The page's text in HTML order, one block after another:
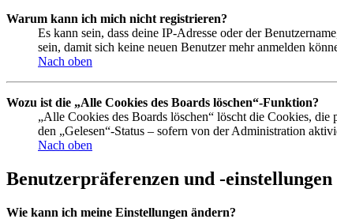
Warum kann ich mich nicht registrieren?
Es kann sein, dass deine IP-Adresse oder der
sein, damit sich keine neuen Benutzer mehr anmelden
Nach oben
Wozu ist die „Alle Cookies des Boards löschen“-Funktion?
„Alle Cookies des Boards löschen“ löscht die Cookies,
den „Gelesen“-Status – sofern von der Administration
Nach oben
Benutzerpräferenzen und -einstellungen
Wie kann ich meine Einstellungen ändern?